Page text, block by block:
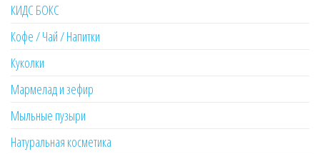
КИДС БОКС
Кофе / Чай / Напитки
Куколки
Мармелад и зефир
Мыльные пузыри
Натуральная косметика